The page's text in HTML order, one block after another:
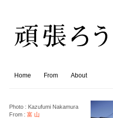
Home From About
Photo : Kazufumi Nakamura
From : 富 山